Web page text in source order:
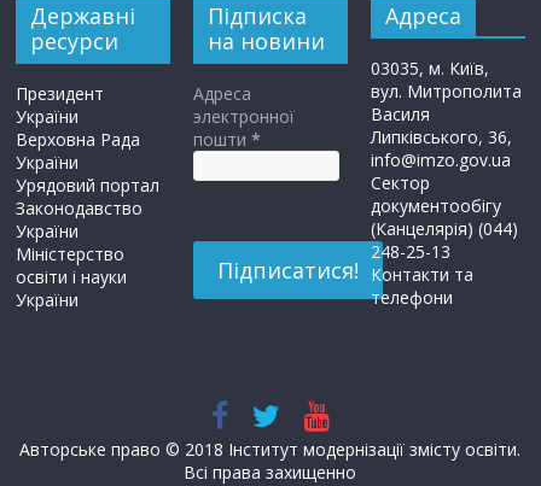
Державні
ресурси
Президент
України
Верховна Рада
України
Урядовий портал
Законодавство
України
Міністерство
освіти і науки
України
Підписка
на новини
Адреса
электронної
пошти*
Адреса
03035, м. Київ,
вул. Митрополита
Василя
Липківського, 36,
info@imzo.gov.ua
Сектор
документообігу
(Канцелярія) (044)
248-25-13
Контакти та
телефони
Авторське право © 2018 Інститут модернізації змісту освіти.
Всі права захищенно